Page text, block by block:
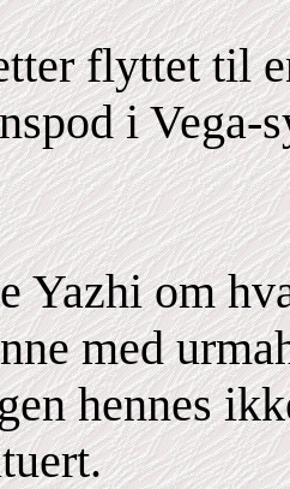
flyttet til
i Vega-
Yazhi om
med
hennes